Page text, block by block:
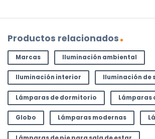
Productos relacionados
Marcas Iluminación ambiental
Iluminación interior Iluminación de
Lámparas de dormitorio Lámparas
Globo Lámparas modernas